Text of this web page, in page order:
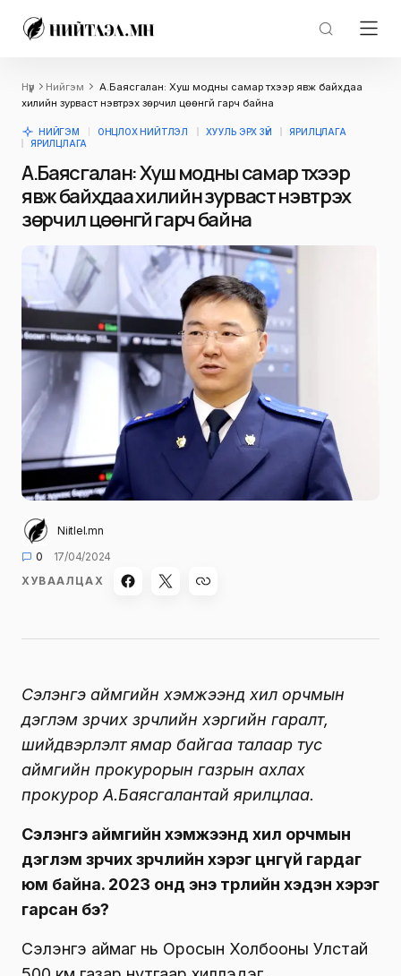
Нүүр Нийгэм
А.Баясгалан: Хуш модны самар түүхээр явж байхдаа
хилийн зурваст нэвтрэх зөрчил цөөнгүй гарч байна
НИЙГЭМ ОНЦЛОХ НИЙТЛЭЛ ХУУЛЬ ЭРХ ЗҮЙ
ЯРИЛЦЛАГА
ЯРИЛЦЛАГА
А.Баясгалан: Хуш модны самар түүхээр
явж байхдаа хилийн зурваст нэвтрэх
зөрчил цөөнгүй гарч байна
Niitlel.mn
0
17/04/2024
ХУВААЛЦАХ
Сэлэнгэ аймгийн хэмжээнд хил орчмын
дэглэм зөрчих зөрчлийн хэргийн гаралт,
шийдвэрлэлт ямар байгаа талаар тус
аймгийн прокурорын газрын ахлах
прокурор А.Баясгалантай ярилцлаа.
Сэлэнгэ аймгийн хэмжээнд хил орчмын
дэглэм зөрчих зөрчлийн хэрэг цөөнгүй гардаг
юм байна. 2023 онд энэ төрлийн хэдэн хэрэг
гарсан бэ?
Сэлэнгэ аймаг нь Оросын Холбооны Улстай